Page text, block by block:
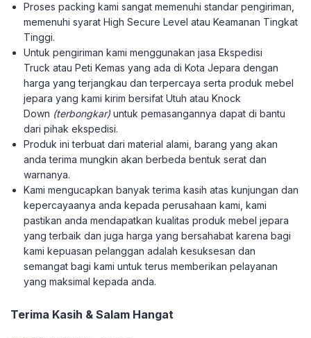
Proses packing kami sangat memenuhi standar pengiriman,
memenuhi syarat High Secure Level atau Keamanan Tingkat
Tinggi.
Untuk pengiriman kami menggunakan jasa Ekspedisi
Truck atau Peti Kemas yang ada di Kota Jepara dengan
harga yang terjangkau dan terpercaya serta produk mebel
jepara yang kami kirim bersifat Utuh atau Knock
Down (terbongkar) untuk pemasangannya dapat di bantu
dari pihak ekspedisi.
Produk ini terbuat dari material alami, barang yang akan
anda terima mungkin akan berbeda bentuk serat dan
warnanya.
Kami mengucapkan banyak terima kasih atas kunjungan dan
kepercayaanya anda kepada perusahaan kami, kami
pastikan anda mendapatkan kualitas produk mebel jepara
yang terbaik dan juga harga yang bersahabat karena bagi
kami kepuasan pelanggan adalah kesuksesan dan
semangat bagi kami untuk terus memberikan pelayanan
yang maksimal kepada anda.
Terima Kasih & Salam Hangat